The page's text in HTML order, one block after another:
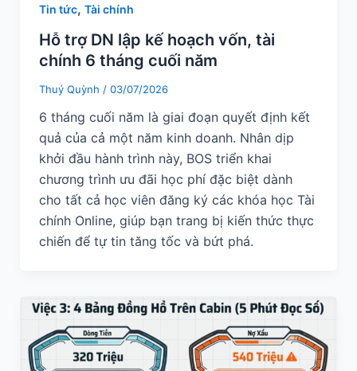
Tin tức, Tài chính
Hỗ trợ DN lập kế hoạch vốn, tài
chính 6 tháng cuối năm
Thuý Quỳnh / 03/07/2026
6 tháng cuối năm là giai đoạn quyết định kết
quả của cả một năm kinh doanh. Nhân dịp
khởi đầu hành trình này, BOS triển khai
chương trình ưu đãi học phí đặc biệt dành
cho tất cả học viên đăng ký các khóa học Tài
chính Online, giúp bạn trang bị kiến thức thực
chiến để tự tin tăng tốc và bứt phá.